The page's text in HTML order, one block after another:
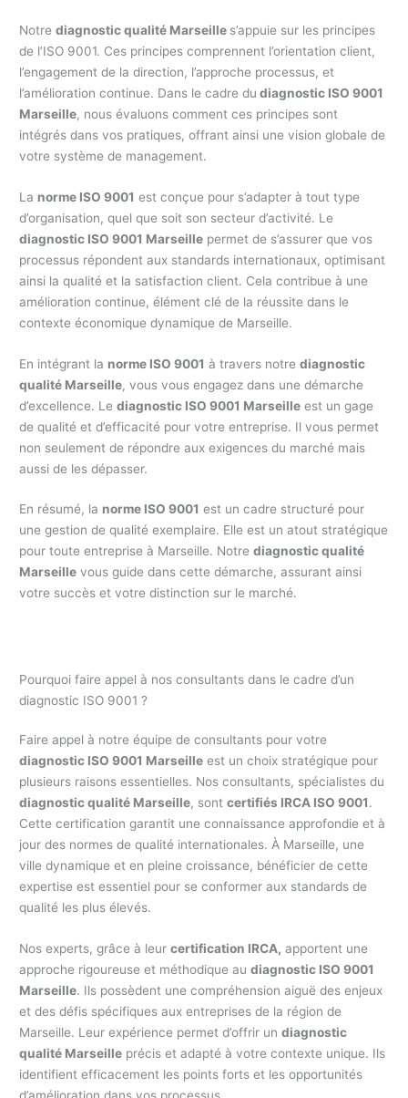
Notrediagnostic qualité Marseille s’appuie sur les principes
de l’ISO 9001. Ces principes comprennent l’orientation client,
l’engagement de la direction, l’approche processus, et
l’amélioration continue. Dans le cadre du diagnostic ISO 9001
Marseille, nous évaluons comment ces principes sont
intégrés dans vos pratiques, offrant ainsi une vision globale de
votre système de management.
La norme ISO 9001 est conçue pour s’adapter à tout type
d’organisation, quel que soit son secteur d’activité. Le
diagnostic ISO 9001 Marseille permet de s’assurer que vos
processus répondent aux standards internationaux, optimisant
ainsi la qualité et la satisfaction client. Cela contribue à une
amélioration continue, élément clé de la réussite dans le
contexte économique dynamique de Marseille.
En intégrant la norme ISO 9001 à travers notrediagnostic
qualité Marseille, vous vous engagez dans une démarche
d’excellence. Lediagnostic ISO 9001 Marseille est un gage
de qualité et d’efficacité pour votre entreprise. Il vous permet
non seulement de répondre aux exigences du marché mais
aussi de les dépasser.
En résumé, la norme ISO 9001 est un cadre structuré pour
une gestion de qualité exemplaire. Elle est un atout stratégique
pour toute entreprise à Marseille. Notrediagnostic qualité
Marseille vous guide dans cette démarche, assurant ainsi
votre succès et votre distinction sur le marché.
Pourquoi faire appel à nos consultants dans le cadre d’un
diagnostic ISO 9001 ?
Faire appel à notre équipe de consultants pour votre
diagnostic ISO 9001 Marseille est un choix stratégique pour
plusieurs raisons essentielles. Nos consultants, spécialistes du
diagnostic qualité Marseille, sontcertifiés IRCA ISO 9001.
Cette certification garantit une connaissance approfondie et à
jour des normes de qualité internationales. À Marseille, une
ville dynamique et en pleine croissance, bénéficier de cette
expertise est essentiel pour se conformer aux standards de
qualité les plus élevés.
Nos experts, grâce à leurcertification IRCA, apportent une
approche rigoureuse et méthodique audiagnostic ISO 9001
Marseille. Ils possèdent une compréhension aiguë des enjeux
et des défis spécifiques aux entreprises de la région de
Marseille. Leur expérience permet d’offrir undiagnostic
qualité Marseille précis et adapté à votre contexte unique. Ils
identifient efficacement les points forts et les opportunités